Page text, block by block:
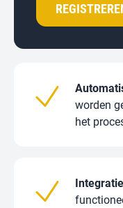
worden
het